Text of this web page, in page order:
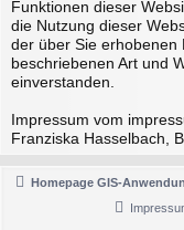
Funktionen dieser
die Nutzung dieser
der über Sie erhobenen
beschriebenen Art und
einverstanden.
Impressum vom
Franziska Hasselbach,
Homepage GIS-